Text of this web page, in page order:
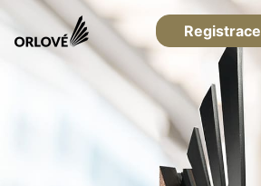
Registrace